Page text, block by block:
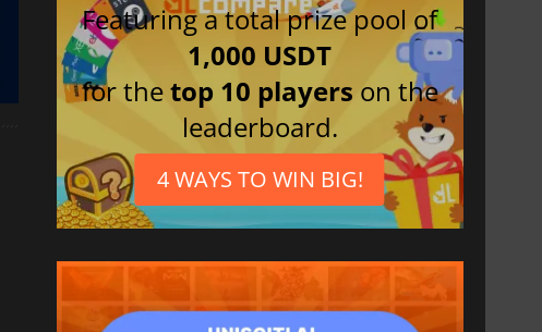
6.75€ 15.48
Featuring a total prize pool of
1,000 USDT
for thetop 10 players on the
leaderboard.
4 WAYS TO WIN BIG!